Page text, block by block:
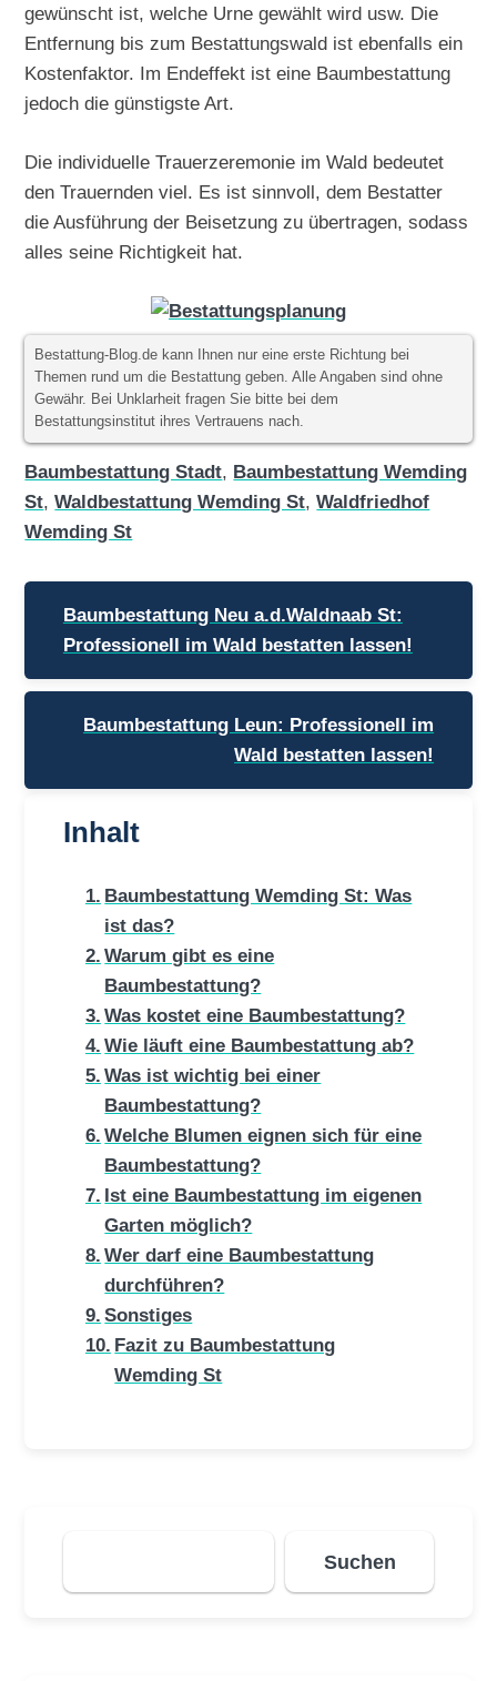
gewünscht ist, welche Urne gewählt wird usw. Die
Entfernung bis zum Bestattungswald ist ebenfalls ein
Kostenfaktor. Im Endeffekt ist eine Baumbestattung
jedoch die günstigste Art.
Die individuelle Trauerzeremonie im Wald bedeutet
den Trauernden viel. Es ist sinnvoll, dem Bestatter
die Ausführung der Beisetzung zu übertragen, sodass
alles seine Richtigkeit hat.
Bestattung-Blog.de kann Ihnen nur eine erste Richtung bei
Themen rund um die Bestattung geben. Alle Angaben sind ohne
Gewähr. Bei Unklarheit fragen Sie bitte bei dem
Bestattungsinstitut ihres Vertrauens nach.
Baumbestattung Stadt, Baumbestattung Wemding
St,Waldbestattung Wemding St,Waldfriedhof
Wemding St
Beitragsnavigation
Baumbestattung Neu a.d.Waldnaab St:
Professionell im Wald bestatten lassen!
Baumbestattung Leun: Professionell im
Wald bestatten lassen!
Inhalt
Baumbestattung Wemding St: Was
ist das?
Warum gibt es eine
Baumbestattung?
Was kostet eine Baumbestattung?
Wie läuft eine Baumbestattung ab?
Was ist wichtig bei einer
Baumbestattung?
Welche Blumen eignen sich für eine
Baumbestattung?
Ist eine Baumbestattung im eigenen
Garten möglich?
Wer darf eine Baumbestattung
durchführen?
Sonstiges
Fazit zu Baumbestattung
Wemding St
Suchen
Suchen